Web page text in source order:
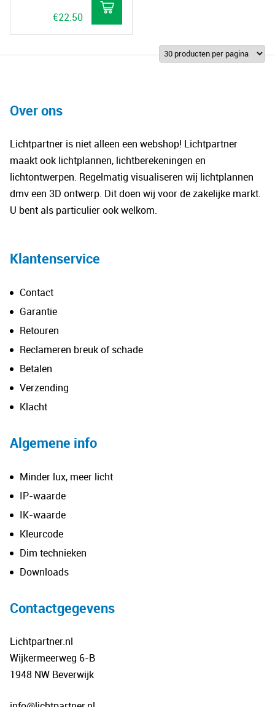
€22.50
Over ons
Lichtpartner is niet alleen een webshop! Lichtpartner
maakt ook lichtplannen, lichtberekeningen en
lichtontwerpen. Regelmatig visualiseren wij lichtplannen
dmv een 3D ontwerp. Dit doen wij voor de zakelijke markt.
U bent als particulier ook welkom.
Klantenservice
Contact
Garantie
Retouren
Reclameren breuk of schade
Betalen
Verzending
Klacht
Algemene info
Minder lux, meer licht
IP-waarde
IK-waarde
Kleurcode
Dim technieken
Downloads
Contactgegevens
Lichtpartner.nl
Wijkermeerweg 6-B
1948 NW Beverwijk